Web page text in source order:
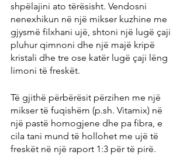
shpëlajini ato tërësisht. Vendosni
nenexhikun në një mikser kuzhine me
gjysmë filxhani ujë, shtoni një lugë çaji
pluhur qimnoni dhe një majë kripë
kristali dhe tre ose katër lugë çaji lëng
limoni të freskët.
Të gjithë përbërësit përzihen me një
mikser të fuqishëm (p.sh. Vitamix) në
një pastë homogjene dhe pa fibra, e
cila tani mund të hollohet me ujë të
freskët në një raport 1:3 për të pirë.